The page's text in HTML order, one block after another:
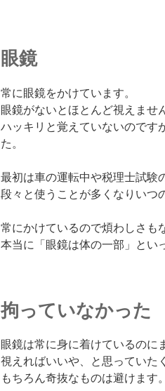
眼鏡
常に眼鏡をかけています。
眼鏡がないとほとんど視えませ
ハッキリと覚えていないのです
た。
最初は車の運転中や税理士試験
段々と使うことが多くなりいつ
常にかけているので煩わしさも
本当に「眼鏡は体の一部」とい
拘っていなかった
眼鏡は常に身に着けているのに
視えればいいや、と思っていた
もちろん奇抜なものは避けます。